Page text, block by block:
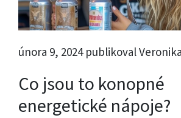
února 9, 2024 publikoval
Co jsou to konopné
energetické nápoje?